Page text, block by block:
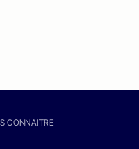
CONNAITRE